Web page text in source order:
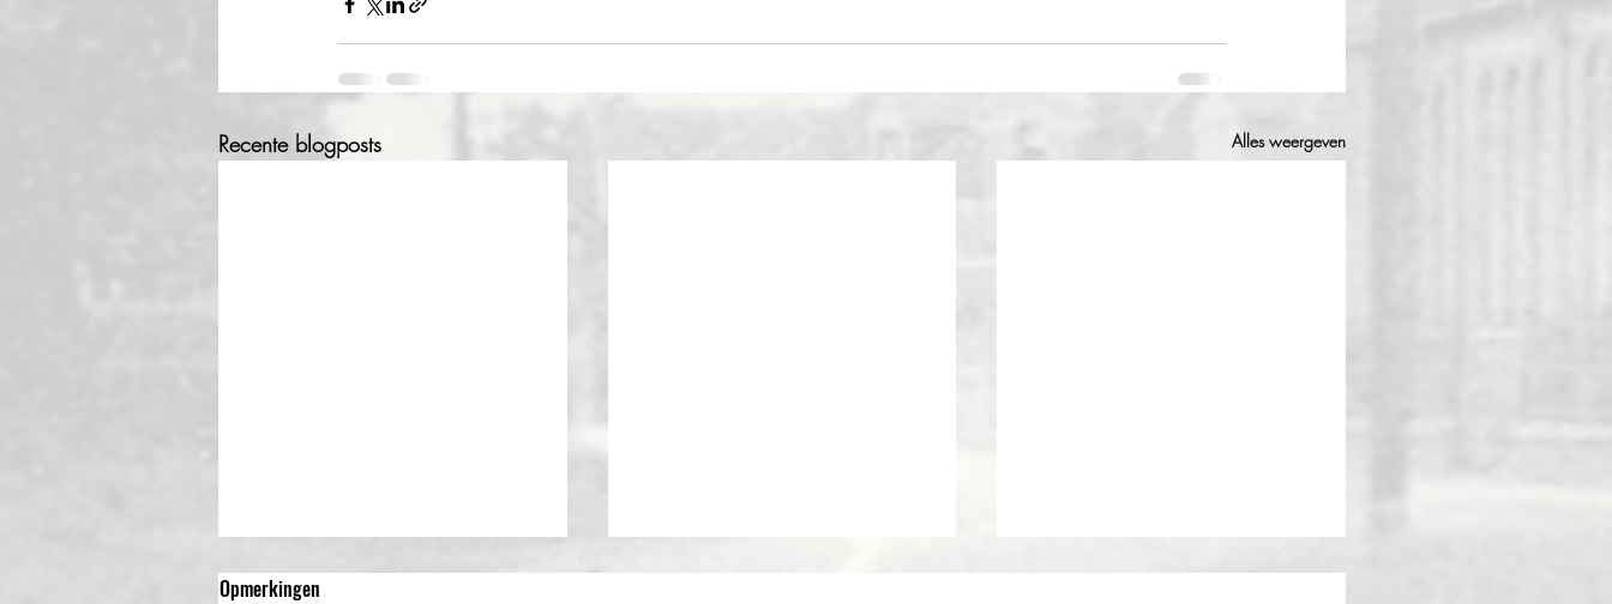
Recente blogposts Alles weergeven
Lezing over de Indiëgangers 24
Tijd en zin om op te ruimen?
Opmerkingen